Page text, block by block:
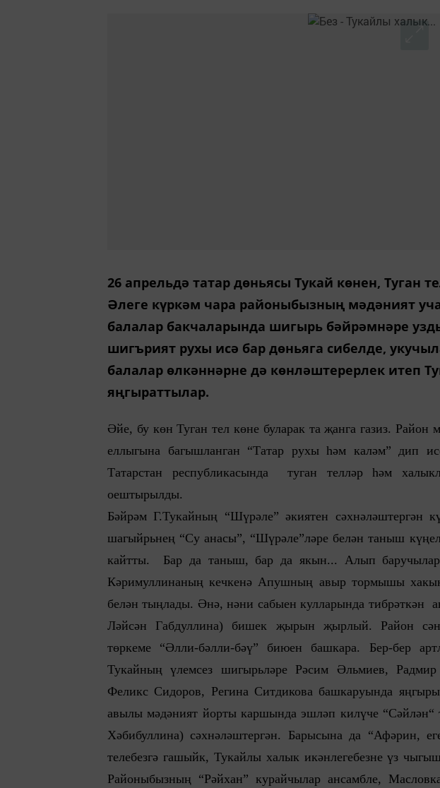
26 апрельдә татар дөньясы Тукай көнен, Туган
Әлеге күркәм чара районыбызның мәдәният
балалар бакчаларында шигырь бәйрәмнәре
шигърият рухы исә бар дөньяга сибелде,
балалар өлкәннәрне дә көнләштерерлек итеп
яңгыраттылар.
Әйе, бу көн Туган тел көне буларак та җанга газиз.
еллыгына багышланган “Татар рухы һәм каләм” дип
Татарстан республикасында туган телләр һәм
оештырылды.
Бәйрәм Г.Тукайның “Шүрәле” әкиятен сәхнәләштергән
шагыйрьнең “Су анасы”, “Шүрәле”ләре белән таныш
кайтты. Бар да таныш, бар да якын... Алып
Кәримуллинаның кечкенә Апушның авыр тормышы
белән тыңлады. Әнә, нәни сабыен кулларында тибрәткән
Ләйсән Габдуллина) бишек җырын җырлый. Район
төркеме “Әлли-бәлли-бәү” биюен башкара. Бер-бер
Тукайның үлемсез шигырьләре Рәсим Әльмиев,
Феликс Сидоров, Регина Ситдикова башкаруында
авылы мәдәният йорты каршында эшләп килүче “Сәйлән“
Хәбибуллина) сәхнәләштергән. Барысына да “Афәрин,
телебезгә гашыйк, Тукайлы халык икәнлегебезне үз
Районыбызның “Рәйхан” курайчылар ансамбле,